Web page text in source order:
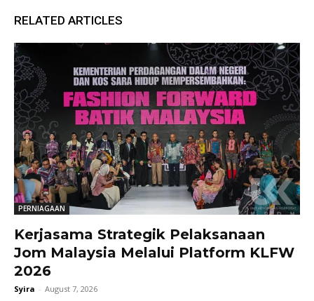
RELATED ARTICLES
PERNIAGAAN
Kerjasama Strategik Pelaksanaan
Jom Malaysia Melalui Platform KLFW
2026
Syira - August 7, 2026